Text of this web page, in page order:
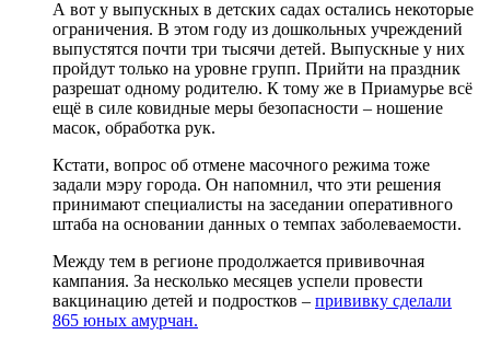
А вот у выпускных в детских садах остались некоторые
ограничения. В этом году из дошкольных учреждений
выпустятся почти три тысячи детей. Выпускные у них
пройдут только на уровне групп. Прийти на праздник
разрешат одному родителю. К тому же в Приамурье всё
ещё в силе ковидные меры безопасности – ношение
масок, обработка рук.
Кстати, вопрос об отмене масочного режима тоже
задали мэру города. Он напомнил, что эти решения
принимают специалисты на заседании оперативного
штаба на основании данных о темпах заболеваемости.
Между тем в регионе продолжается прививочная
кампания. За несколько месяцев успели провести
вакцинацию детей и подростков – прививку сделали
865 юных амурчан.